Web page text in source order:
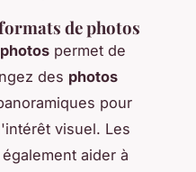
de photos
permet de
des photos
pour
visuel. Les
aider à